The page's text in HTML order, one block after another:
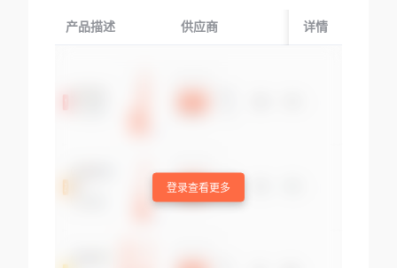
产品描述 供应商 起运国/地区
详情
登录查看更多